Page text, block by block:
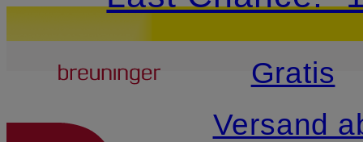
ZUM HAUPTINHALT
15€-
Breuninger
Gratis
Versand